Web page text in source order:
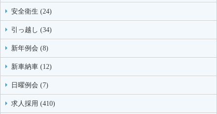
安全衛生 (24)
引っ越し (34)
新年例会 (8)
新車納車 (12)
日曜例会 (7)
求人採用 (410)